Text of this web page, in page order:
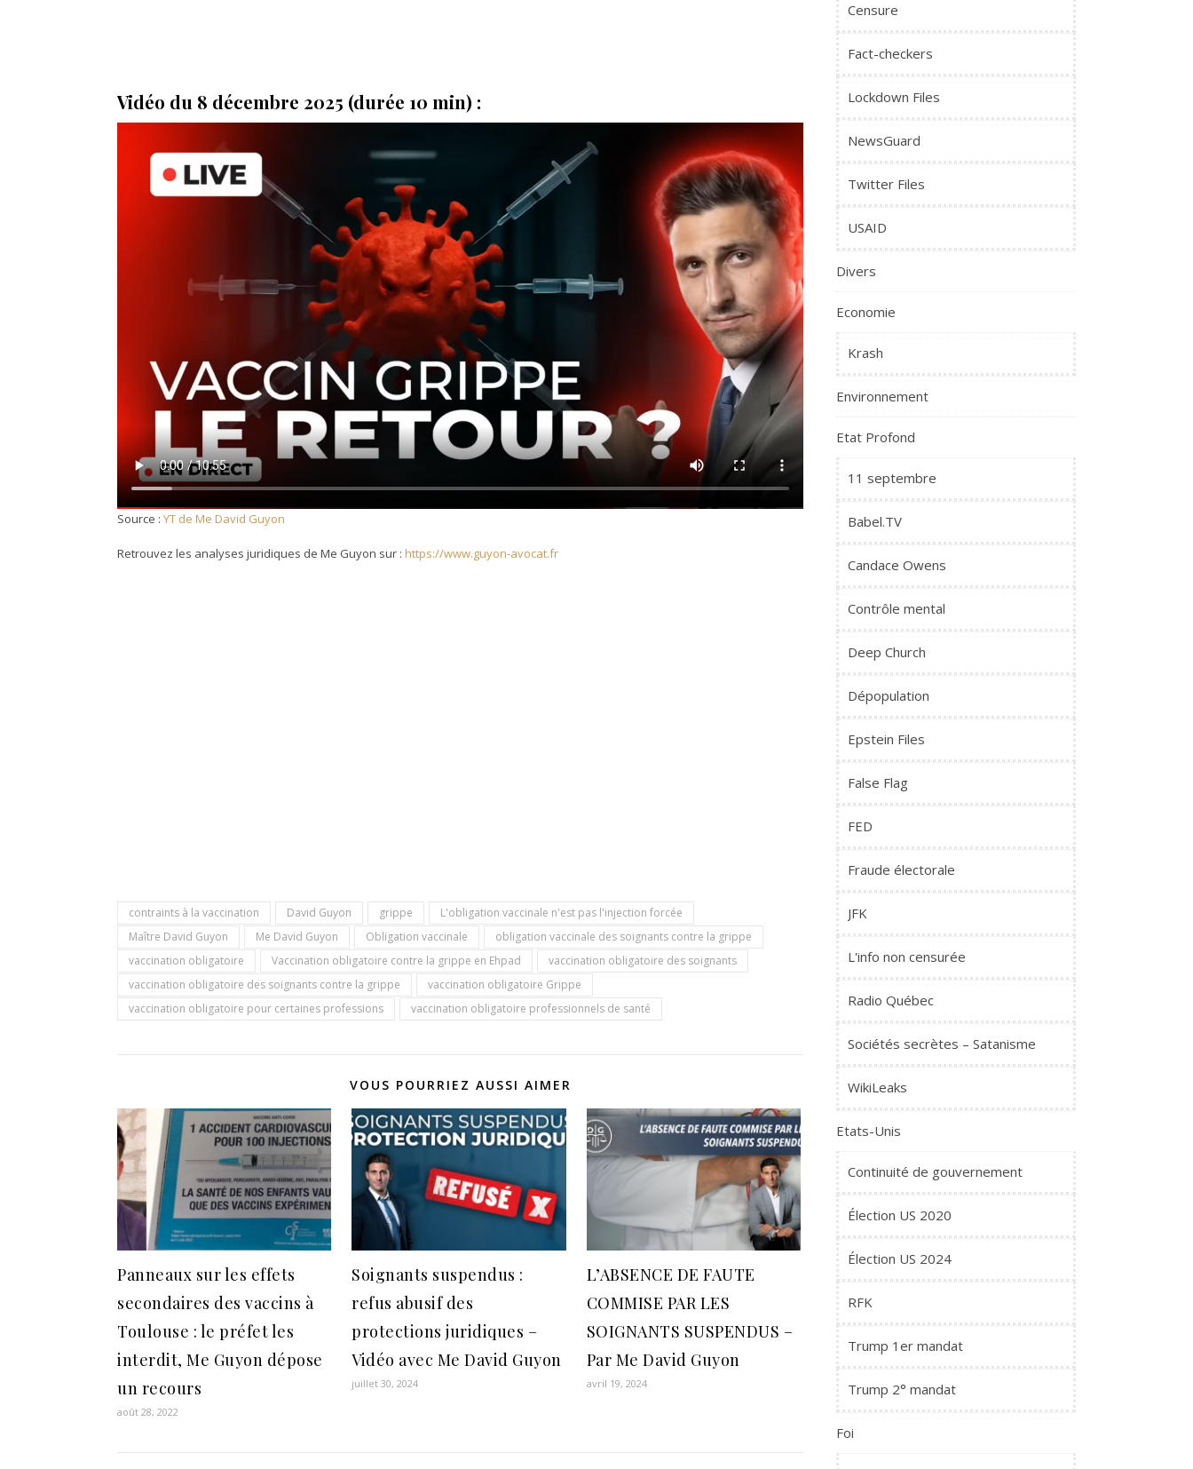
Vidéo du 8 décembre 2025 (durée 10 min) :
Source : YT de Me David Guyon
Retrouvez les analyses juridiques de Me Guyon sur : https://www.guyon-avocat.fr
contraints à la vaccination David Guyon grippe
L'obligation vaccinale n'est pas l'injection forcée
Maître David Guyon
Me David Guyon Obligation vaccinale
obligation vaccinale des soignants contre la grippe
vaccination obligatoire
Vaccination obligatoire contre la grippe en Ehpad
vaccination obligatoire des soignants
vaccination obligatoire des soignants contre la grippe
vaccination obligatoire Grippe
vaccination obligatoire pour certaines professions
vaccination obligatoire professionnels de santé
VOUS POURRIEZ AUSSI AIMER
Panneaux sur les effets
secondaires des vaccins à
Toulouse : le préfet les
interdit, Me Guyon dépose
un recours
août 28, 2022
Soignants suspendus :
refus abusif des
protections juridiques –
Vidéo avec Me David Guyon
juillet 30, 2024
L’ABSENCE DE FAUTE
COMMISE PAR LES
SOIGNANTS SUSPENDUS –
Par Me David Guyon
avril 19, 2024
Censure
Fact-checkers
Lockdown Files
NewsGuard
Twitter Files
USAID
Divers
Economie
Krash
Environnement
Etat Profond
11 septembre
Babel.TV
Candace Owens
Contrôle mental
Deep Church
Dépopulation
Epstein Files
False Flag
FED
Fraude électorale
JFK
L'info non censurée
Radio Québec
Sociétés secrètes – Satanisme
WikiLeaks
Etats-Unis
Continuité de gouvernement
Élection US 2020
Élection US 2024
RFK
Trump 1er mandat
Trump 2° mandat
Foi